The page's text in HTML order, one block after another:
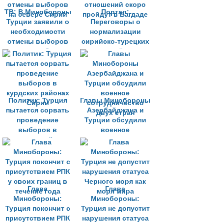
ТВ: В Минобороны
Турции заявили о
необходимости
отмены выборов
на севере Сирии
Портал:
Переговоры о
нормализации
сирийско-турецких
отношений скоро
пройдут в Багдаде
Политик: Турция
пытается сорвать
проведение
выборов в
курдских районах
Сирии
Главы Минобороны
Азербайджана и
Турции обсудили
военное
сотрудничество
двух стран
Глава
Минобороны:
Турция покончит с
присутствием РПК
Глава
Минобороны:
Турция не допустит
нарушения статуса